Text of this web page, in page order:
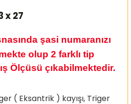
x 27
şasi numaranızı
olup 2 farklı tip
Ölçüsü çıkabilmektedir.
( Eksantrik ) kayışı, Triger